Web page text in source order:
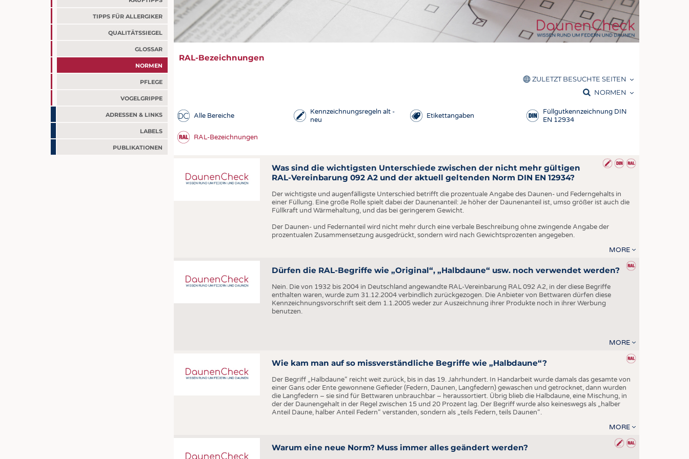
COMPOSITES
VEREDLUNG
KREISLAUFWIRTSCHAFT
MEDIZIN
HAUS- UND HEIMTEXTILIEN
BEKLEIDUNG
TESTS
KRÜGER PERSONAL HEADHUNTING
PRAKTIKA & AUSBILDUNGEN
BUSINESS FAKTEN
TERMINE
BRANCHENTERMINE
TIPPS FÜR ALLERGIKER
QUALITÄTSSIEGEL
GLOSSAR
NORMEN
PFLEGE
VOGELGRIPPE
ADRESSEN & LINKS
LABELS
PUBLIKATIONEN
RAL-Bezeichnungen
ZULETZT BESUCHTE SEITEN
RAL-Bezeichnungen
NORMEN
Materialkunde
Qualitätssiegel
Vogelgrippe
Alle Bereiche
Kennzeichnungsregeln alt -
neu
Etikettangaben
Füllgutkennzeichnung DIN
EN 12934
RAL-Bezeichnungen
Was sind die wichtigsten Unterschiede zwischen der nicht mehr gültigen
RAL-Vereinbarung 092 A2 und der aktuell geltenden Norm DIN EN 12934?
Der wichtigste und augenfälligste Unterschied betrifft die prozentuale Angabe des Daunen- und Federngehalts in
einer Füllung. Eine große Rolle spielt dabei der Daunenanteil: Je höher der Daunenanteil ist, umso größer ist auch die
Füllkraft und Wärmehaltung, und das bei geringerem Gewicht.
Der Daunen- und Federnanteil wird nicht mehr durch eine verbale Beschreibung ohne zwingende Angabe der
prozentualen Zusammensetzung ausgedrückt, sondern wird nach Gewichtsprozenten angegeben.
MORE
Dürfen die RAL-Begriffe wie „Original“, „Halbdaune“ usw. noch verwendet werden?
Nein. Die von 1932 bis 2004 in Deutschland angewandte RAL-Vereinbarung RAL 092 A2, in der diese Begriffe
enthalten waren, wurde zum 31.12.2004 verbindlich zurückgezogen. Die Anbieter von Bettwaren dürfen diese
Kennzeichnungsvorschrift seit dem 1.1.2005 weder zur Auszeichnung ihrer Produkte noch in ihrer Werbung
benutzen.
MORE
Wie kam man auf so missverständliche Begriffe wie „Halbdaune“?
Der Begriff „Halbdaune“ reicht weit zurück, bis in das 19. Jahrhundert. In Handarbeit wurde damals das gesamte von
einer Gans oder Ente gewonnene Gefieder (Federn, Daunen, Langfedern) gewaschen und getrocknet, dann wurden
die Langfedern – sie sind für Bettwaren unbrauchbar – heraussortiert. Übrig blieb die Halbdaune, eine Mischung, in
der der Daunengehalt in der Regel zwischen 15 und 20 Prozent lag. Der Begriff wurde also keineswegs als „halber
Anteil Daune, halber Anteil Federn“ verstanden, sondern als „teils Federn, teils Daunen“.
MORE
Warum eine neue Norm? Muss immer alles geändert werden?